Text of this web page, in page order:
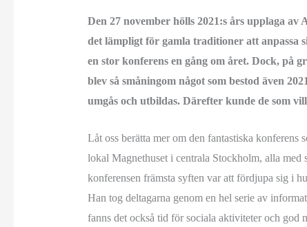
Den 27 november hölls 2021:s års upplaga
det lämpligt för gamla traditioner att
en stor konferens en gång om året. Dock, på
blev så småningom något som bestod även
umgås och utbildas. Därefter kunde de som
Låt oss berätta mer om den fantastiska
lokal Magnethuset i centrala Stockholm, alla
konferensen främsta syften var att fördjupa sig i
Han tog deltagarna genom en hel serie av
fanns det också tid för sociala aktiviteter och god